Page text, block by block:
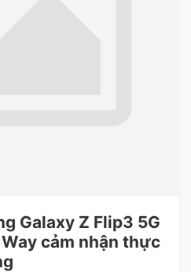
Galaxy Z Flip3 5G
cảm nhận thực